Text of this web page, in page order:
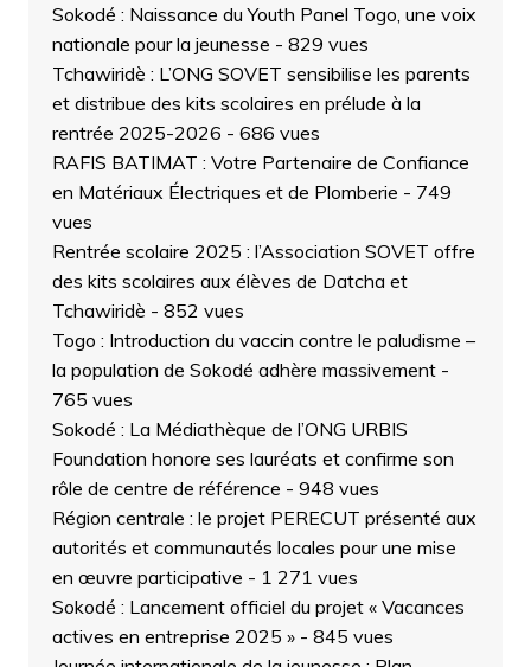
Sokodé : Naissance du Youth Panel Togo, une voix
nationale pour la jeunesse - 829 vues
Tchawiridè : L’ONG SOVET sensibilise les parents
et distribue des kits scolaires en prélude à la
rentrée 2025-2026 - 686 vues
RAFIS BATIMAT : Votre Partenaire de Confiance
en Matériaux Électriques et de Plomberie - 749
vues
Rentrée scolaire 2025 : l’Association SOVET offre
des kits scolaires aux élèves de Datcha et
Tchawiridè - 852 vues
Togo : Introduction du vaccin contre le paludisme –
la population de Sokodé adhère massivement-
765 vues
Sokodé : La Médiathèque de l’ONG URBIS
Foundation honore ses lauréats et confirme son
rôle de centre de référence - 948 vues
Région centrale : le projet PERECUT présenté aux
autorités et communautés locales pour une mise
en œuvre participative - 1 271 vues
Sokodé : Lancement officiel du projet « Vacances
actives en entreprise 2025 »- 845 vues